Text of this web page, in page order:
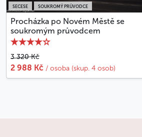
SECESE SOUKROMÝ PRŮVODCE
Procházka po Novém Městě se
soukromým průvodcem
3 320 Kč
2 988 Kč / osoba (skup. 4 osob)